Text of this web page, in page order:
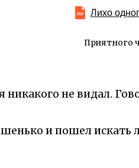
Лихо
Приятного
не видал.
и пошел искать